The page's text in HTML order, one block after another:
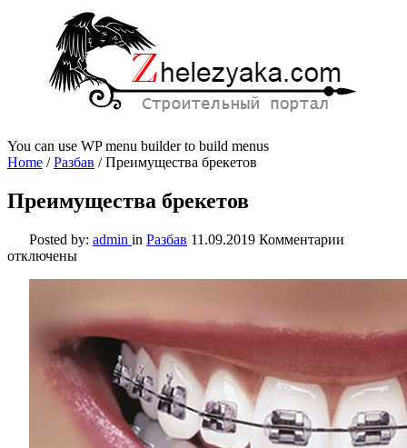
You can use WP menu builder to build menus
Home /Разбав /Преимущества брекетов
Преимущества брекетов
Posted by: admin in Разбав 11.09.2019 Комментарии
отключены